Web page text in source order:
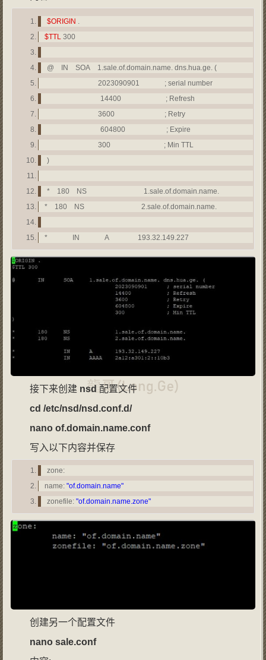
$ORIGIN .
$TTL300
@ IN SOA 1.sale.of.domain.name. dns.hua.ge. (
2023090901 ; serial number
14400 ; Refresh
3600 ; Retry
604800 ; Expire
300 ; Min TTL
)
* 180 NS 1.sale.of.domain.name.
* 180 NS 2.sale.of.domain.name.
* IN A 193.32.149.227
接下来创建 nsd 配置文件
cd /etc/nsd/nsd.conf.d/
nano of.domain.name.conf
写入以下内容并保存
zone:
name: "of.domain.name"
zonefile: "of.domain.name.zone"
创建另一个配置文件
nano sale.conf